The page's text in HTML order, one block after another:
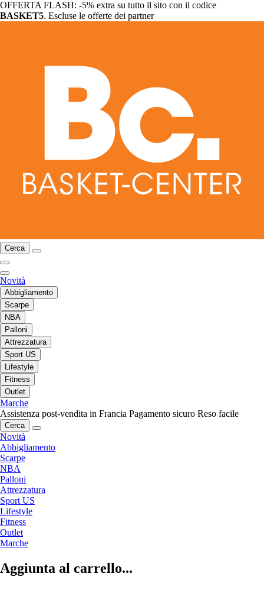
OFFERTA FLASH: -5% extra su tutto il sito con il codice
BASKET5. Escluse le offerte dei partner
Cerca
Novità
Abbigliamento
Scarpe
NBA
Palloni
Attrezzatura
Sport US
Lifestyle
Fitness
Outlet
Marche
Assistenza post-vendita in Francia Pagamento sicuro Reso facile
Cerca
Novità
Abbigliamento
Scarpe
NBA
Palloni
Attrezzatura
Sport US
Lifestyle
Fitness
Outlet
Marche
Aggiunta al carrello...